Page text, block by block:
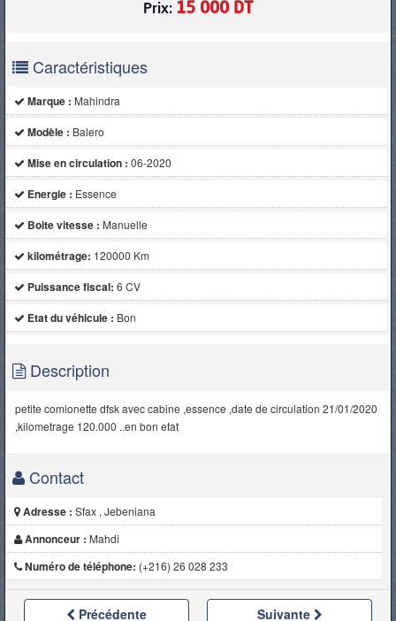
Prix: 15 000 DT
Caractéristiques
Marque : Mahindra
Modèle : Balero
Mise en circulation : 06-2020
Energie : Essence
Boite vitesse : Manuelle
kilométrage: 120000 Km
Puissance fiscal: 6 CV
Etat du véhicule : Bon
Description
petite comionette dfsk avec cabine ,essence ,date de circulation 21/01/2020
,kilometrage 120.000 ..en bon etat
Contact
Adresse : Sfax , Jebeniana
Annonceur : Mahdi
Numéro de téléphone: (+216) 26 028 233
Précédente Suivante